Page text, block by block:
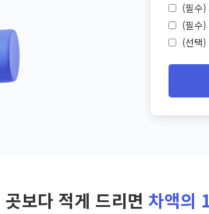
(필수
(필수
(선택
곳보다 적게 드리면 차액의